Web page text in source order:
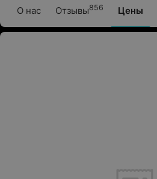
О нас Отзывы856 Цены